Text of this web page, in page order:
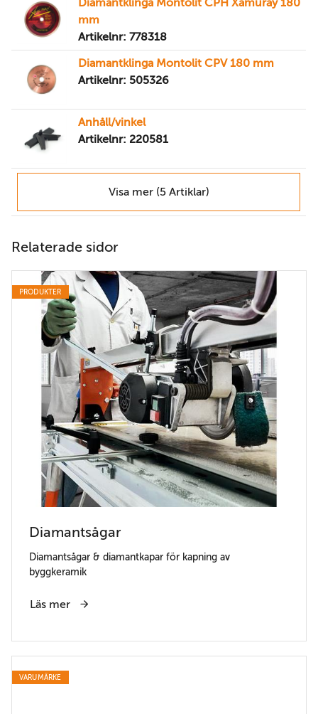
Diamantklinga Montolit CPH Xamuray 180
mm
Artikelnr: 778318
Diamantklinga Montolit CPV 180 mm
Artikelnr: 505326
Anhåll/vinkel
Artikelnr: 220581
Visa mer (5 Artiklar)
Relaterade sidor
PRODUKTER
Diamantsågar
Diamantsågar & diamantkapar för kapning av
byggkeramik
Läs mer
VARUMÄRKE